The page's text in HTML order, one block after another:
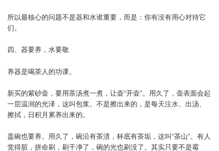
所以最核心的问题不是器和水谁重要，而是：你有没有用心对待它
们。
四、器要养，水要敬
养器是喝茶人的功课。
新买的紫砂壶，要用茶汤煮一煮，让壶“开壶”。用久了，壶表面会起
一层温润的光泽，这叫包浆。不是擦出来的，是每天注水、出汤、
擦拭，日积月累养出来的。
盖碗也要养。用久了，碗沿有茶渍，杯底有茶垢，这叫“茶山”。有人
觉得脏，拼命刷，刷干净了，碗的光也刷没了。其实只要不是霉